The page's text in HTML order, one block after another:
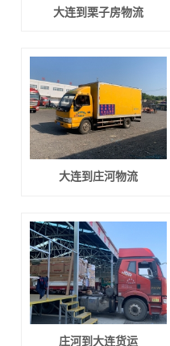
大连到栗子房物流
大连到庄河物流
庄河到大连货运